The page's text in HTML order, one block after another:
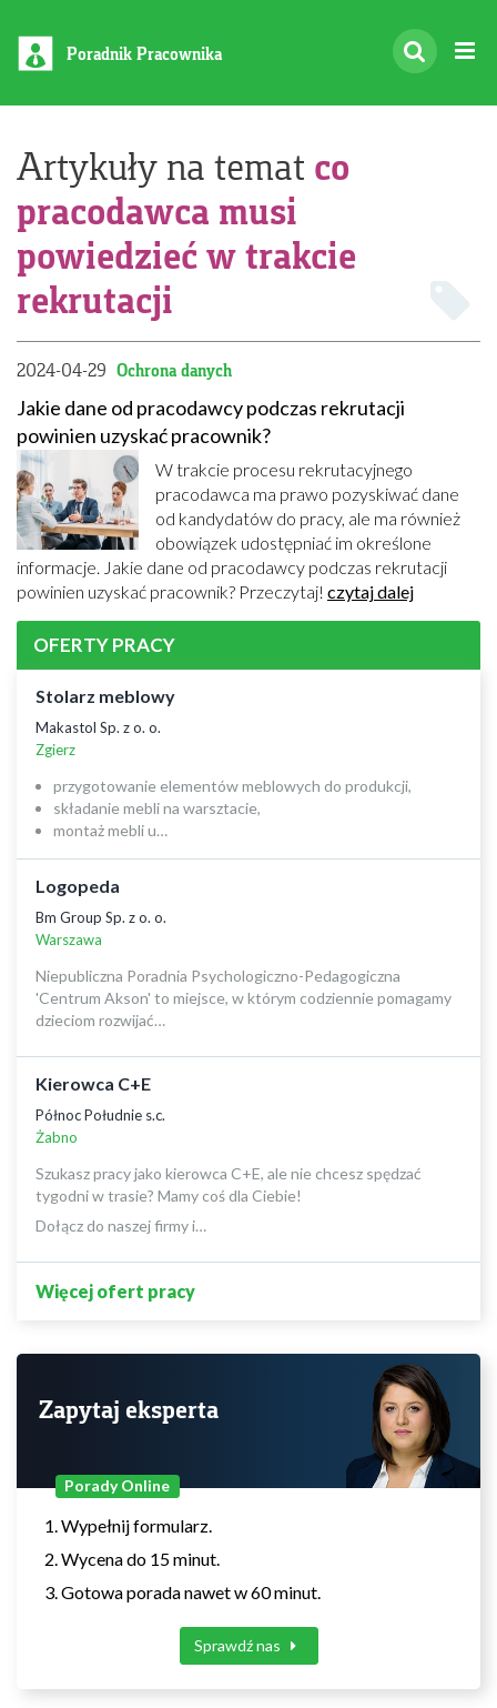
Poradnik Pracownika
Artykuły na temat co
pracodawca musi
powiedzieć w trakcie
rekrutacji
2024-04-29 Ochrona danych
Jakie dane od pracodawcy podczas rekrutacji
powinien uzyskać pracownik?
W trakcie procesu rekrutacyjnego
pracodawca ma prawo pozyskiwać dane
od kandydatów do pracy, ale ma również
obowiązek udostępniać im określone
informacje. Jakie dane od pracodawcy podczas rekrutacji
powinien uzyskać pracownik? Przeczytaj! czytaj dalej
OFERTY PRACY
Stolarz meblowy
Makastol Sp. z o. o.
Zgierz
przygotowanie elementów meblowych do produkcji,
składanie mebli na warsztacie,
montaż mebli u…
Logopeda
Bm Group Sp. z o. o.
Warszawa
Niepubliczna Poradnia Psychologiczno-Pedagogiczna
'Centrum Akson' to miejsce, w którym codziennie pomagamy
dzieciom rozwijać…
Kierowca C+E
Północ Południe s.c.
Żabno
Szukasz pracy jako kierowca C+E, ale nie chcesz spędzać
tygodni w trasie? Mamy coś dla Ciebie!
Dołącz do naszej firmy i…
Więcej ofert pracy
Zapytaj eksperta
Porady Online
Wypełnij formularz.
Wycena do 15 minut.
Gotowa porada nawet w 60 minut.
Sprawdź nas